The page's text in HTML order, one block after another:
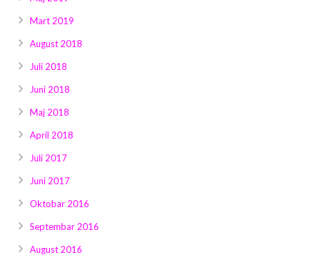
Mart 2019
August 2018
Juli 2018
Juni 2018
Maj 2018
April 2018
Juli 2017
Juni 2017
Oktobar 2016
Septembar 2016
August 2016